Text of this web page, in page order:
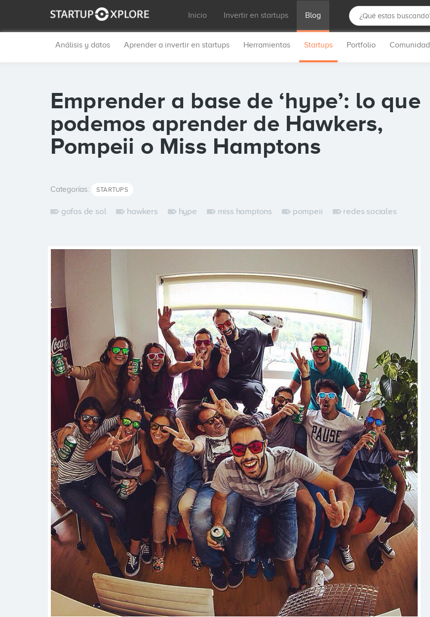
Inicio Invertir en startups Blog
Análisis y datos Aprender a invertir en startups Herramientas Startups Portfolio Comunidad
Emprender a base de ‘hype’: lo que
podemos aprender de Hawkers,
Pompeii o Miss Hamptons
Categorías: STARTUPS
gafas de sol hawkers hype miss hamptons pompeii redes sociales